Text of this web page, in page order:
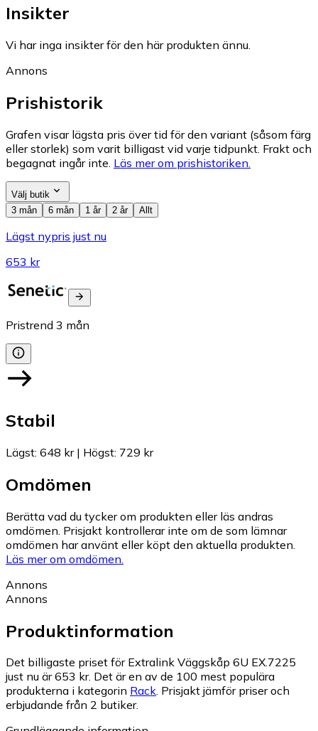
Insikter
Vi har inga insikter för den här produkten ännu.
Annons
Prishistorik
Grafen visar lägsta pris över tid för den variant (såsom färg
eller storlek) som varit billigast vid varje tidpunkt. Frakt och
begagnat ingår inte. Läs mer om prishistoriken.
Välj butik
3 mån
6 mån 1 år 2 år Allt
Lägst nypris just nu
653 kr
Pristrend 3 mån
Stabil
Lägst: 648 kr| Högst: 729 kr
Omdömen
Berätta vad du tycker om produkten eller läs andras
omdömen. Prisjakt kontrollerar inte om de som lämnar
omdömen har använt eller köpt den aktuella produkten.
Läs mer om omdömen.
Annons
Annons
Produktinformation
Det billigaste priset för Extralink Väggskåp 6U EX.7225
just nu är 653 kr. Det är en av de 100 mest populära
produkterna i kategorin Rack. Prisjakt jämför priser och
erbjudande från 2 butiker.